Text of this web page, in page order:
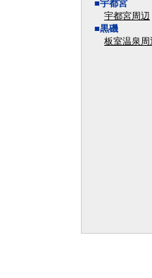
■宇都宮
宇都宮周辺
■黒磯
板室温泉周